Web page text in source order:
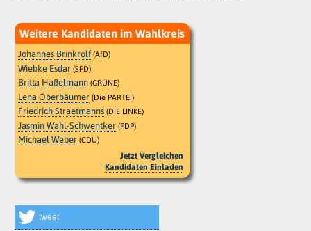
Weitere Kandidaten im Wahlkreis
Johannes Brinkrolf (AfD)
Wiebke Esdar (SPD)
Britta Haßelmann (GRÜNE)
Lena Oberbäumer (Die PARTEI)
Friedrich Straetmanns (DIE LINKE)
Jasmin Wahl-Schwentker (FDP)
Michael Weber (CDU)
Jetzt Vergleichen
Kandidaten Einladen
tweet